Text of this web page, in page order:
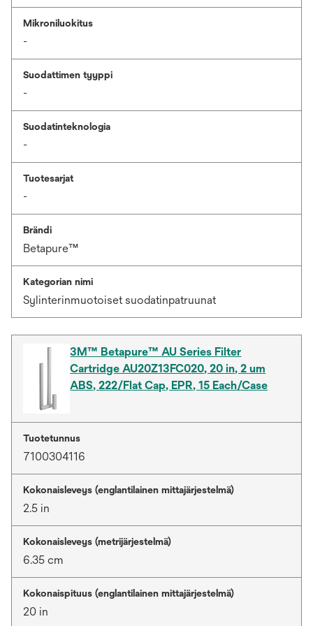
Mikroniluokitus
-
Suodattimen tyyppi
-
Suodatinteknologia
-
Tuotesarjat
-
Brändi
Betapure™
Kategorian nimi
Sylinterinmuotoiset suodatinpatruunat
3M™ Betapure™ AU Series Filter
Cartridge AU20Z13FC020, 20 in, 2 um
ABS, 222/Flat Cap, EPR, 15 Each/Case
Tuotetunnus
7100304116
Kokonaisleveys (englantilainen mittajärjestelmä)
2.5 in
Kokonaisleveys (metrijärjestelmä)
6.35 cm
Kokonaispituus (englantilainen mittajärjestelmä)
20 in